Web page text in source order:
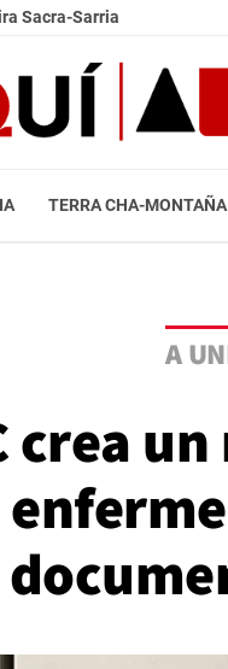
Sacra-Sarria
TERRA CHA-MONTAÑA
A
crea